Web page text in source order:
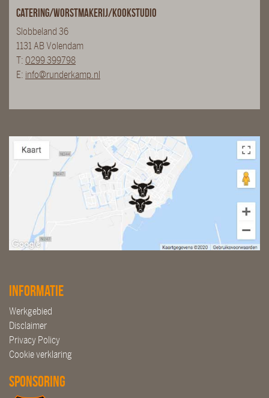
Catering/Worstmakerij/Kookstudio
Slobbeland 36
1131 AB Volendam
T: 0299 399798
E: info@runderkamp.nl
Informatie
Werkgebied
Disclaimer
Privacy Policy
Cookie verklaring
Sponsoring